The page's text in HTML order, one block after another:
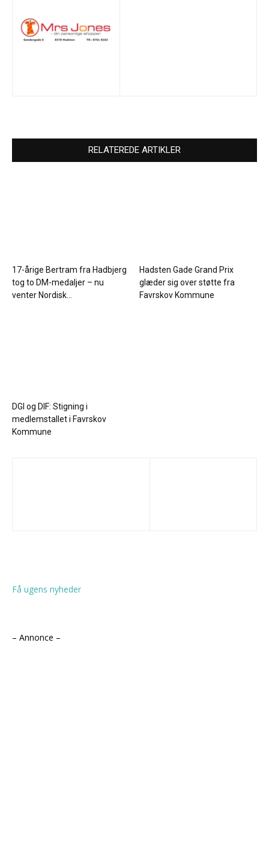
RELATEREDE ARTIKLER
17-årige Bertram fra Hadbjerg
tog to DM-medaljer – nu
venter Nordisk...
Hadsten Gade Grand Prix
glæder sig over støtte fra
Favrskov Kommune
DGI og DIF: Stigning i
medlemstallet i Favrskov
Kommune
Få ugens nyheder
– Annonce –